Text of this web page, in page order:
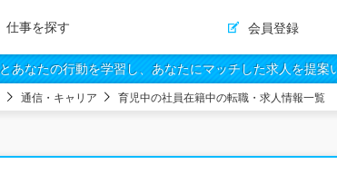
仕事を探す 会員登録
あなたの行動を学習し、あなたにマッチした求人を提案
通信・キャリア 育児中の社員在籍中の転職・求人情報一覧